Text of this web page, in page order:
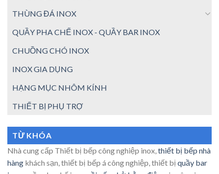
THÙNG ĐÁ INOX
QUẦY PHA CHẾ INOX - QUẦY BAR INOX
CHUỒNG CHÓ INOX
INOX GIA DỤNG
HẠNG MỤC NHÔM KÍNH
THIẾT BỊ PHỤ TRỢ
TỪ KHÓA
Nhà cung cấp Thiết bị bếp công nghiệp inox, thiết bị bếp nhà
hàng khách sạn, thiết bị bếp á công nghiệp, thiết bị quầy bar